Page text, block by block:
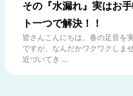
その『水漏れ』実はお
ト一つで解決！！
皆さんこんにちは。春の足音を
ですが、なんだかワクワクしま
近づいてき ...